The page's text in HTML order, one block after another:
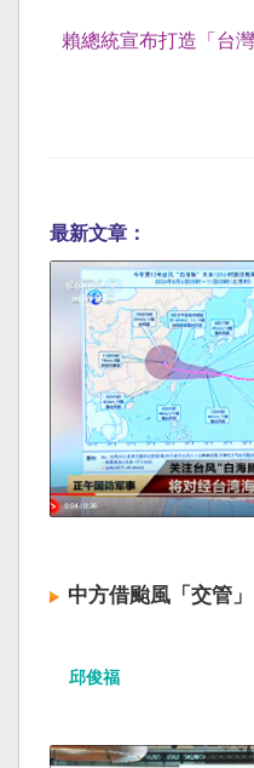
賴總統宣布打造「台
最新文章：
中方借颱風「交管
邱俊福